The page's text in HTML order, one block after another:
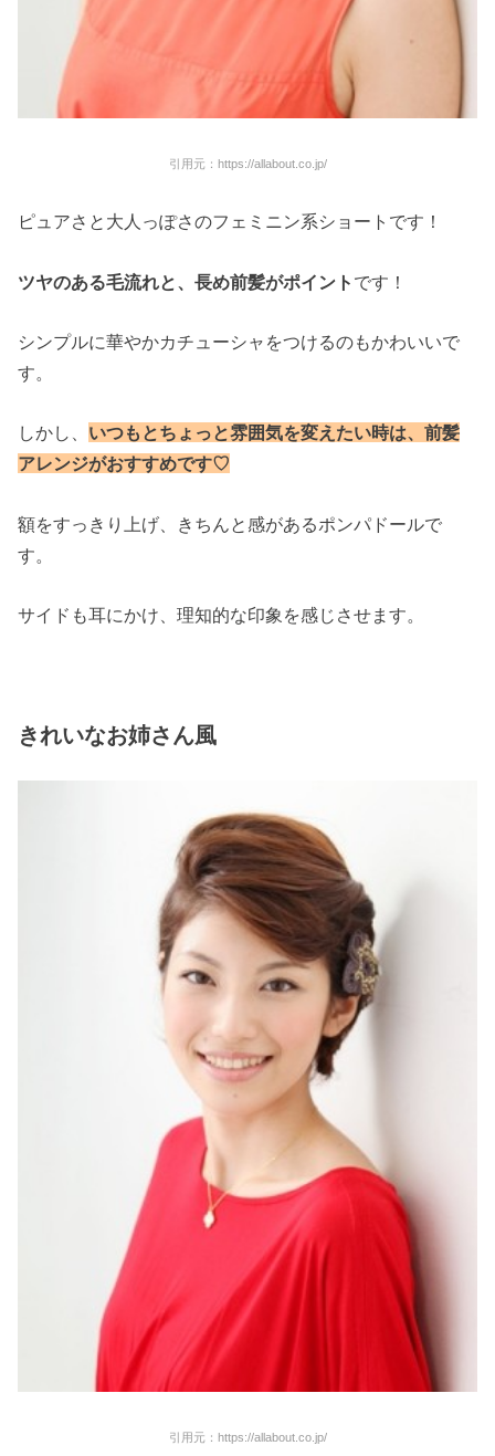
引用元：https://allabout.co.jp/
ピュアさと大人っぽさのフェミニン系ショートです！
ツヤのある毛流れと、長め前髪がポイント です！
シンプルに華やかカチューシャをつけるのもかわいいで
す。
しかし、 いつもとちょっと雰囲気を変えたい時は、前髪
アレンジがおすすめです♡
額をすっきり上げ、きちんと感があるポンパドールで
す。
サイドも耳にかけ、理知的な印象を感じさせます。
きれいなお姉さん風
引用元：https://allabout.co.jp/